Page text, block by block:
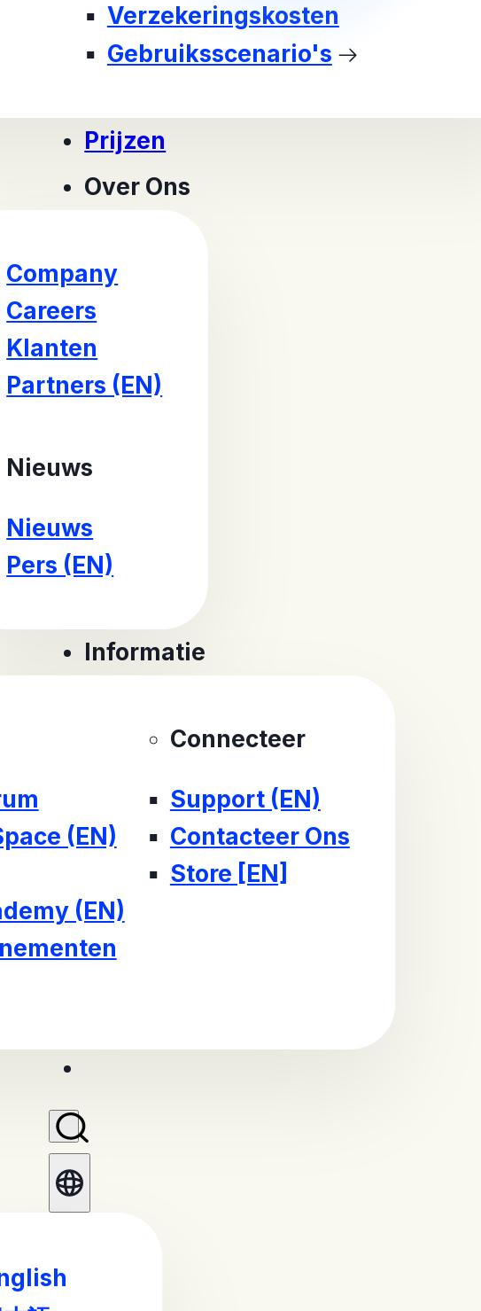
Verzekeringskosten
Gebruiksscenario's
Prijzen
Over Ons
Company
Careers
Klanten
Partners (EN)
Nieuws
Nieuws
Pers (EN)
Informatie
(EN)
(EN)
Connecteer
Support (EN)
Contacteer Ons
Store [EN]